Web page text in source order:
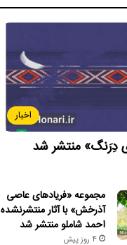
اخبار
دِرَنگ» منتشر شد
مجموعه «فریادهای عاصی
آذرخش» با آثار منتشرنشده
احمد شاملو منتشر شد
4 روز پیش